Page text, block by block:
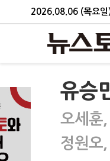
2026.08.06 (목요일
유승
오세훈
정원오